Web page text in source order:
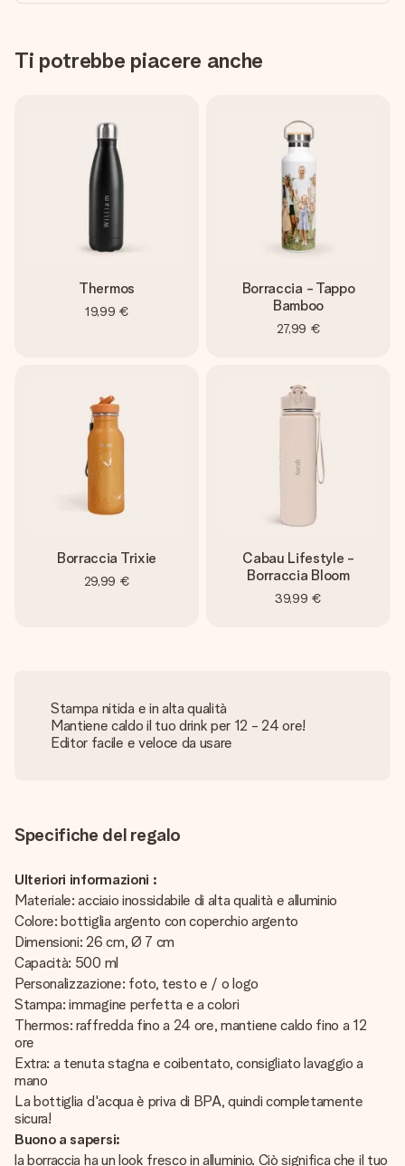
Ti potrebbe piacere anche
Thermos
19,99 €
Borraccia - Tappo
Bamboo
27,99 €
Borraccia Trixie
29,99 €
Cabau Lifestyle -
Borraccia Bloom
39,99 €
Stampa nitida e in alta qualità
Mantiene caldo il tuo drink per 12 - 24 ore!
Editor facile e veloce da usare
Specifiche del regalo
Ulteriori informazioni :
Materiale: acciaio inossidabile di alta qualità e alluminio
Colore: bottiglia argento con coperchio argento
Dimensioni: 26 cm, Ø 7 cm
Capacità: 500 ml
Personalizzazione: foto, testo e / o logo
Stampa: immagine perfetta e a colori
Thermos: raffredda fino a 24 ore, mantiene caldo fino a 12
ore
Extra: a tenuta stagna e coibentato, consigliato lavaggio a
mano
La bottiglia d'acqua è priva di BPA, quindi completamente
sicura!
Buono a sapersi:
la borraccia ha un look fresco in alluminio. Ciò significa che il tuo